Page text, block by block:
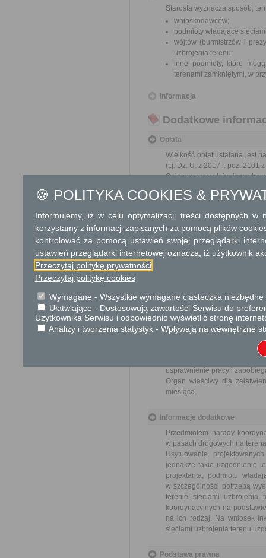
Starosta wyznacza sposób,
wnioskodawców;
podmioty władające
wójtów (burmistrzów i
uzbrojenia terenu;
inne podmioty, które
terenami zamkniętymi, w
Informacja
Dodatkowe
Opłata
Wielkość opłat ustalana jest
(t.j. Dz. U. z 2017 r. poz. 2101
Opłata za uzgodnienie
150 zł - za jeden rodzaj
105 zł - (150 zł x 0,7) za
Opłata za uzgodnienie
105 zł – (150 zł x
73,50 zł – (150,00 x
17 zł opłata
Skargi i wnioski
Przedmiotem skargi może
ich pracowników, naruszenie
usprawnienie pracy i
Organ właściwy dla
miesiąca.
Informacje dodatkowe
Przedmiotem narady
w pasach drogowych na
Usytuowanie
jednakże takie uzgodnienie
projektanta, podmiotu
w szczególności potrzebą
terenie sieciami uzbrojenia
koordynacyjnych na
na ich rodzaj. Na wniosek
sieciami uzbrojenia terenu
Podstawa prawna
🍪 POLITYKA COOKIES &
Informujemy, iż w celu optymalizacji treści dostępnych w
korzystamy z informacji zapisanych za pomocą plików
kontrolować za pomocą ustawień swojej przeglądarki
ustawień przeglądarki internetowej oznacza, iż użytkownik
Przeczytaj politykę prywatności
Przeczytaj politykę cookies
Wymagane - Wszystkie wymagane ciasteczka
Ułatwiające - Dostosowują zawartości Serwisu do
Użytkownika Serwisu i odpowiednio wyświetlić stronę
Analizy i tworzenia statystyk - Wpływają na wewnętrzne